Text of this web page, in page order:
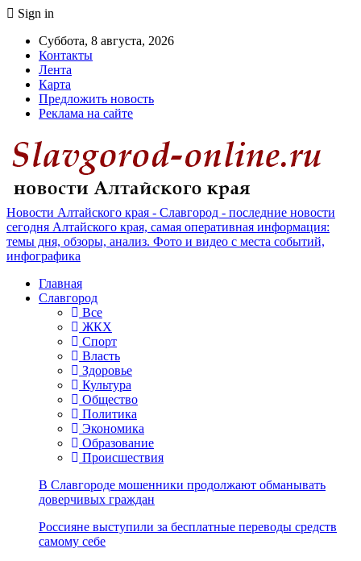
Sign in
Суббота, 8 августа, 2026
Контакты
Лента
Карта
Предложить новость
Реклама на сайте
Новости Алтайского края - Славгород - последние новости
сегодня Алтайского края, самая оперативная информация:
темы дня, обзоры, анализ. Фото и видео с места событий,
инфографика
Главная
Славгород
Все
ЖКХ
Спорт
Власть
Здоровье
Культура
Общество
Политика
Экономика
Образование
Происшествия
В Славгороде мошенники продолжают обманывать
доверчивых граждан
Россияне выступили за бесплатные переводы средств
самому себе